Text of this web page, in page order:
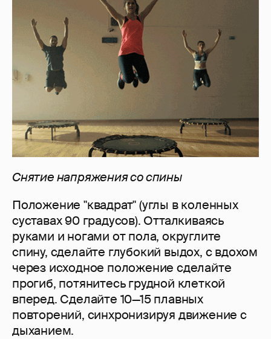
Снятие напряжения со спины
Положение "квадрат" (углы в коленных
суставах 90 градусов). Отталкиваясь
руками и ногами от пола, округлите
спину, сделайте глубокий выдох, с вдохом
через исходное положение сделайте
прогиб, потянитесь грудной клеткой
вперед. Сделайте 10—15 плавных
повторений, синхронизируя движение с
дыханием.